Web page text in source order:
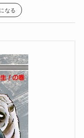
なる